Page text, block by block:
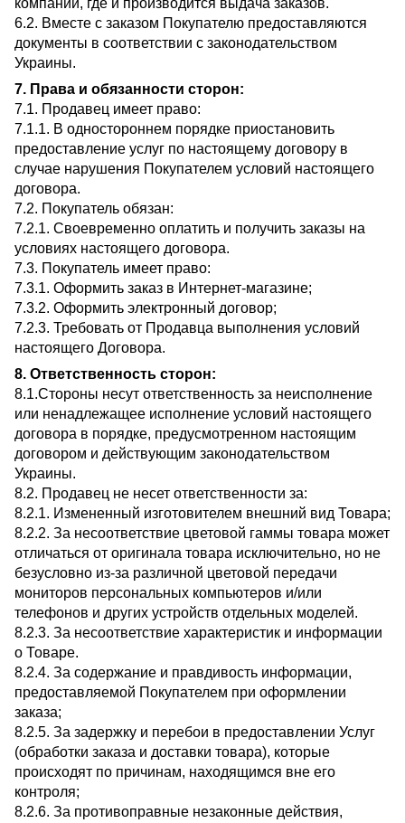
компаний, где и производится выдача заказов.
6.2. Вместе с заказом Покупателю предоставляются
документы в соответствии с законодательством
Украины.
7. Права и обязанности сторон:
7.1. Продавец имеет право:
7.1.1. В одностороннем порядке приостановить
предоставление услуг по настоящему договору в
случае нарушения Покупателем условий настоящего
договора.
7.2. Покупатель обязан:
7.2.1. Своевременно оплатить и получить заказы на
условиях настоящего договора.
7.3. Покупатель имеет право:
7.3.1. Оформить заказ в Интернет-магазине;
7.3.2. Оформить электронный договор;
7.2.3. Требовать от Продавца выполнения условий
настоящего Договора.
8. Ответственность сторон:
8.1.Стороны несут ответственность за неисполнение
или ненадлежащее исполнение условий настоящего
договора в порядке, предусмотренном настоящим
договором и действующим законодательством
Украины.
8.2. Продавец не несет ответственности за:
8.2.1. Измененный изготовителем внешний вид Товара;
8.2.2. За несоответствие цветовой гаммы товара может
отличаться от оригинала товара исключительно, но не
безусловно из-за различной цветовой передачи
мониторов персональных компьютеров и/или
телефонов и других устройств отдельных моделей.
8.2.3. За несоответствие характеристик и информации
о Товаре.
8.2.4. За содержание и правдивость информации,
предоставляемой Покупателем при оформлении
заказа;
8.2.5. За задержку и перебои в предоставлении Услуг
(обработки заказа и доставки товара), которые
происходят по причинам, находящимся вне его
контроля;
8.2.6. За противоправные незаконные действия,